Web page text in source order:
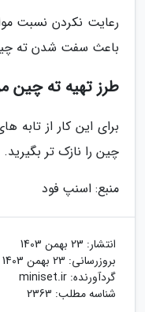
رعایت نکردن نسبت
باعث سفت شدن ته
طرز تهیه ته
برای این کار از تابه
چین را نازک تر بگیرید.
منبع: اسنپ فود
انتشار: 23 بهمن 1403
بروزرسانی: 23 بهمن 1403
گردآورنده: miniset.ir
شناسه مطلب: 2363